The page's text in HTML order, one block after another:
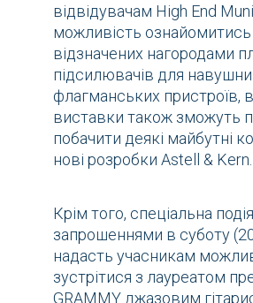
відвідувачам High End
можливість ознайомитись
відзначених нагородами
підсилювачів для
флагманських пристроїв,
виставки також зможуть
побачити деякі майбутні
нові розробки Astell & Kern.
Крім того, спеціальна
запрошеннями в суботу
надасть учасникам
зустрітися з лауреатом
GRAMMY джазовим